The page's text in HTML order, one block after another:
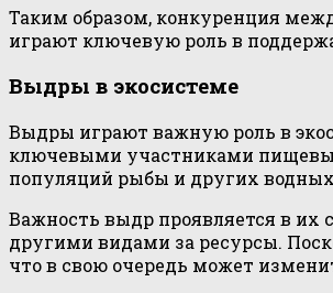
Таким образом, конкуренция
играют ключевую роль в
Выдры в экосистеме
Выдры играют важную роль в
ключевыми участниками
популяций рыбы и других
Важность выдр проявляется в их
другими видами за ресурсы.
что в свою очередь может